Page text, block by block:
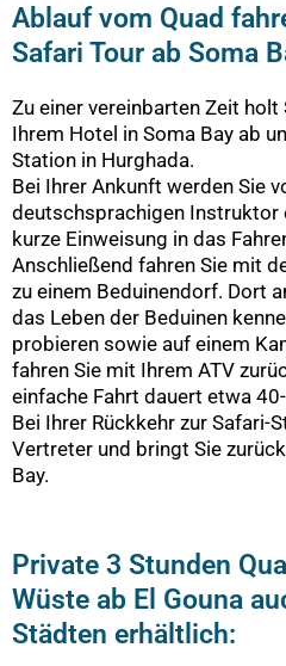
Ablauf vom Quad
Safari Tour ab Soma
Zu einer vereinbarten Zeit
Ihrem Hotel in Soma Bay ab
Station in Hurghada.
Bei Ihrer Ankunft werden Sie
deutschsprachigen Instruktor
kurze Einweisung in das
Anschließend fahren Sie mit
zu einem Beduinendorf. Dort
das Leben der Beduinen
probieren sowie auf einem
fahren Sie mit Ihrem ATV
einfache Fahrt dauert etwa
Bei Ihrer Rückkehr zur Safari-
Vertreter und bringt Sie
Bay.
Private 3 Stunden
Wüste ab El Gouna
Städten erhältlich: